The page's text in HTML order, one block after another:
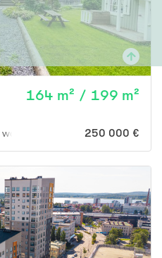
164 m² / 199 m²
autokatos, varasto, autotalli
250 000 €